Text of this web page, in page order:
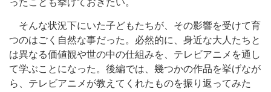
そんな状況下にいた子どもたちが、その影響を受けて育
つのはごく自然な事だった。必然的に、身近な大人たちと
は異なる価値観や世の中の仕組みを、テレビアニメを通し
て学ぶことになった。後編では、幾つかの作品を挙げなが
ら、テレビアニメが教えてくれたものを振り返ってみた